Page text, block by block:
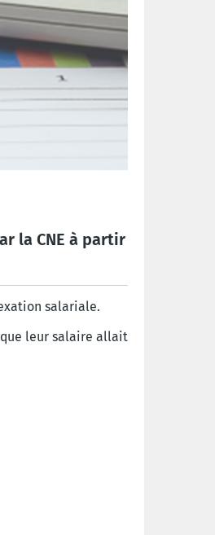
la CNE à partir
salariale.
que leur salaire allait